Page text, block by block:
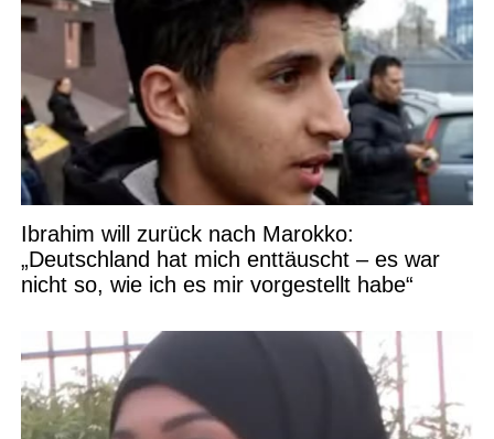
Ibrahim will zurück nach Marokko:
„Deutschland hat mich enttäuscht – es war
nicht so, wie ich es mir vorgestellt habe“